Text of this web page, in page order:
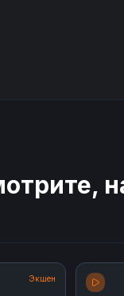
Экшен